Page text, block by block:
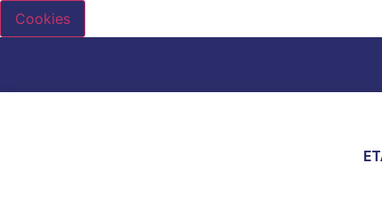
Cookies